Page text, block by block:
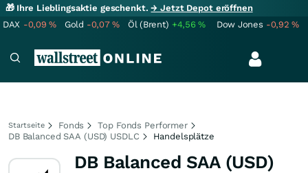
🎁 Ihre Lieblingsaktie geschenkt.→ Jetzt Depot eröffnen
DAX -0,09% Gold -0,07% Öl (Brent) +4,56% Dow Jones -0,92%
Startseite Fonds
Top Fonds Performer
DB Balanced SAA (USD) USDLC
Handelsplätze
DB Balanced SAA (USD)